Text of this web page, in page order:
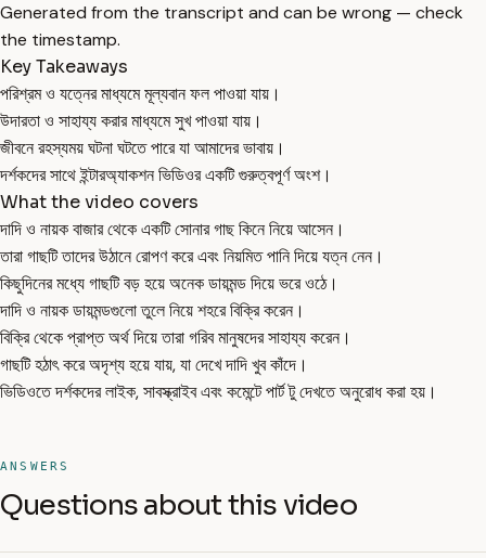
Generated from the transcript and can be wrong — check
the timestamp.
Key Takeaways
পরিশ্রম ও যত্নের মাধ্যমে মূল্যবান ফল পাওয়া যায়।
উদারতা ও সাহায্য করার মাধ্যমে সুখ পাওয়া যায়।
জীবনে রহস্যময় ঘটনা ঘটতে পারে যা আমাদের ভাবায়।
দর্শকদের সাথে ইন্টারঅ্যাকশন ভিডিওর একটি গুরুত্বপূর্ণ অংশ।
What the video covers
দাদি ও নায়ক বাজার থেকে একটি সোনার গাছ কিনে নিয়ে আসেন।
তারা গাছটি তাদের উঠানে রোপণ করে এবং নিয়মিত পানি দিয়ে যত্ন নেন।
কিছুদিনের মধ্যে গাছটি বড় হয়ে অনেক ডায়মন্ড দিয়ে ভরে ওঠে।
দাদি ও নায়ক ডায়মন্ডগুলো তুলে নিয়ে শহরে বিক্রি করেন।
বিক্রি থেকে প্রাপ্ত অর্থ দিয়ে তারা গরিব মানুষদের সাহায্য করেন।
গাছটি হঠাৎ করে অদৃশ্য হয়ে যায়, যা দেখে দাদি খুব কাঁদে।
ভিডিওতে দর্শকদের লাইক, সাবস্ক্রাইব এবং কমেন্টে পার্ট টু দেখতে অনুরোধ করা হয়।
ANSWERS
Questions about this video